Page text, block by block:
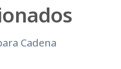
Cadena